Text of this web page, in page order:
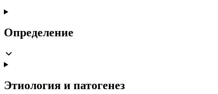
Определение
Этиология и патогенез